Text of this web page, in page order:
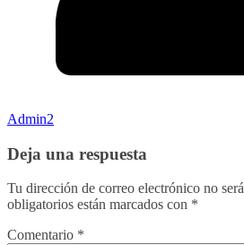
Admin2
Deja una respuesta
Tu dirección de correo electrónico no
obligatorios están marcados con *
Comentario *